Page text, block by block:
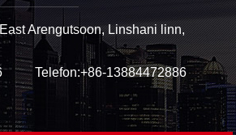
Arengutsoon, Linshani linn,
Telefon:+86-13884472886